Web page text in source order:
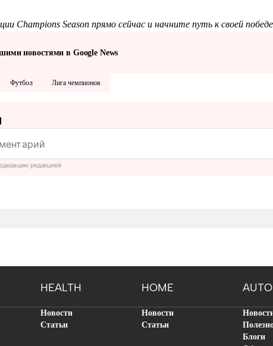
Champions Season прямо сейчас и начните путь к своей
новостями в Google News
Футбол Лига чемпионов
редакцией
HEALTH HOME AUTO
Новости
Статьи
Новости
Статьи
Блоги